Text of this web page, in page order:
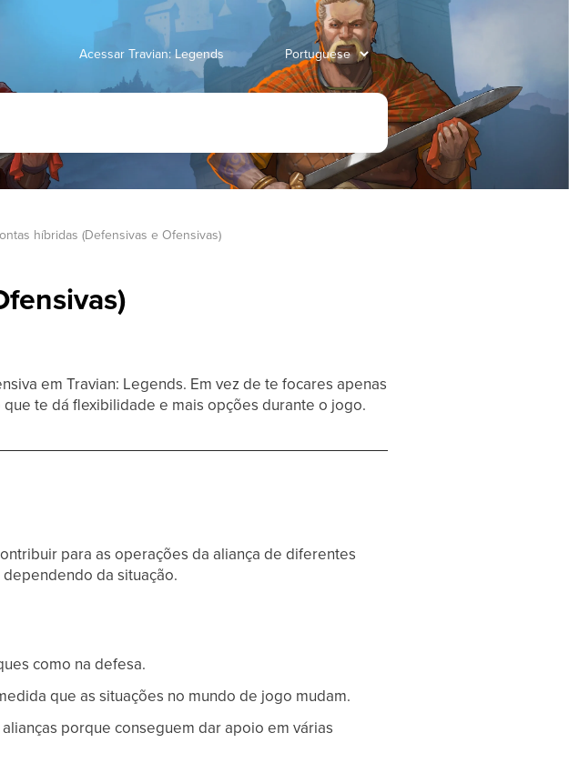
Acessar Travian: Legends
híbridas (Defensivas e Ofensivas)
em Travian: Legends. Em vez de te focares apenas
te dá flexibilidade e mais opções durante o jogo.
para as operações da aliança de diferentes
da situação.
como na defesa.
que as situações no mundo de jogo mudam.
porque conseguem dar apoio em várias